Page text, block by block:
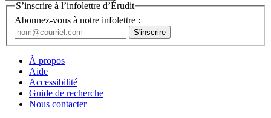
S’inscrire à l’infolettre d’Érudit
Abonnez-vous à notre infolettre :
À propos
Aide
Accessibilité
Guide de recherche
Nous contacter